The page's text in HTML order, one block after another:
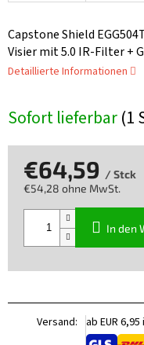
Sofort lieferbar(1
Capstone Shield
Visier mit 5.0 IR-Filter +
Detaillierte Informationen
€64,59 / Stck
€54,28 ohne MwSt.
In den
Versand: ab EUR